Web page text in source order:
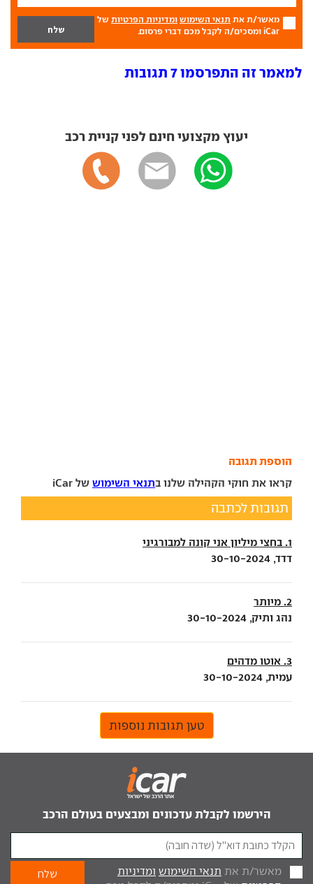
מאשר/ת את תנאי השימוש ומדיניות הפרטיות של
iCar ומסכים/ה לקבל מכם דברי פרסום.
למאמר זה התפרסמו 7 תגובות
יעוץ מקצועי חינם לפני קניית רכב
הוספת תגובה
קראו את חוקי הקהילה שלנו בתנאי השימוש של iCar
תגובות לכתבה
1. בחצי מיליון אני קונה למבורגיני
דדד, 30-10-2024
2. מיותר
נהג ותיק, 30-10-2024
3. אוטו מדהים
עמית, 30-10-2024
טען תגובות נוספות
הירשמו לקבלת עדכונים ומבצעים בעולם הרכב
מאשר/ת את תנאי השימוש ומדיניות